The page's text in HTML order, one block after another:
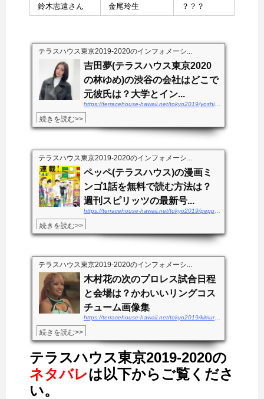
鈴木志遠さん 金尾玲生 ？？？
テラスハウス東京2019-2020のインフォメーシ...
吉田夢(テラスハウス東京2020
の林ゆめ)の渋谷の会社はどこで
元彼氏は？大学とイン...
https://terracehouse-hawaii.net/tokyo2019/yoshidayume-kaisha
続きを読む>>
テラスハウス東京2019-2020のインフォメーシ...
ペッペ(テラスハウス)の漫画ミ
ンゴ1話を無料で読む方法は？
週刊スピリッツの最新号...
続きを読む>>
テラスハウス東京2019-2020のインフォメーシ...
木村花の次のプロレス試合日程
と会場は？かわいいリングコス
チューム画像集
https://terracehouse-hawaii.net/tokyo2019/kimurahana-shiainittei
続きを読む>>
テラスハウス東京2019-2020の
ネタバレは以下からご覧くださ
い。